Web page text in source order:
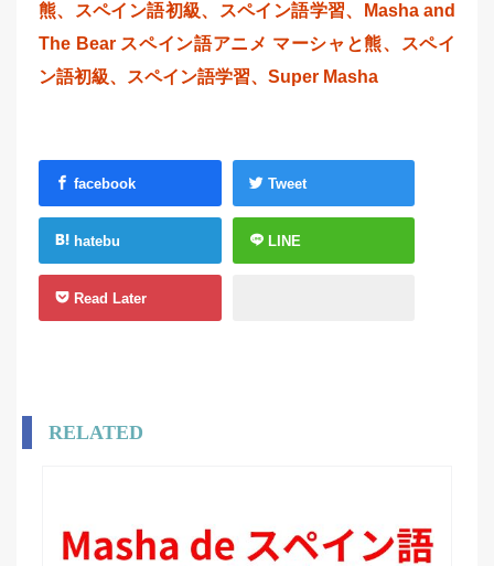
熊、スペイン語初級、スペイン語学習、Masha and
The Bear スペイン語アニメ マーシャと熊、スペイ
ン語初級、スペイン語学習、Super Masha
facebook Tweet
hatebu LINE
Read Later
RELATED